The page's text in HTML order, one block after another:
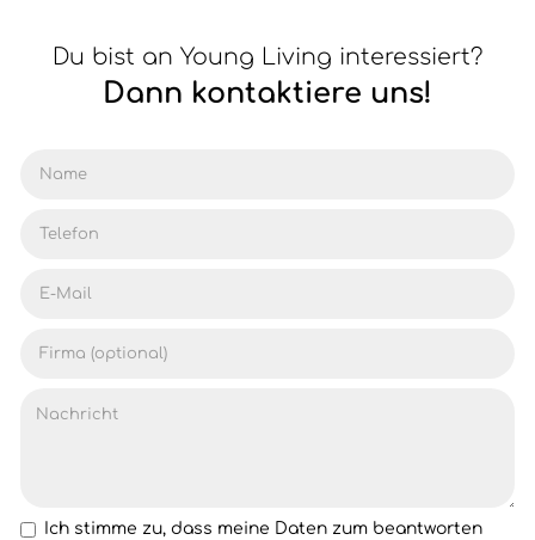
Du bist an Young Living interessiert?
Dann kontaktiere uns!
Ich stimme zu, dass meine Daten zum beantworten